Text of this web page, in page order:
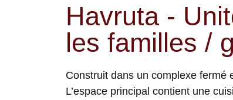
Havruta -
les familles /
Construit dans un complexe fermé
L’espace principal contient une